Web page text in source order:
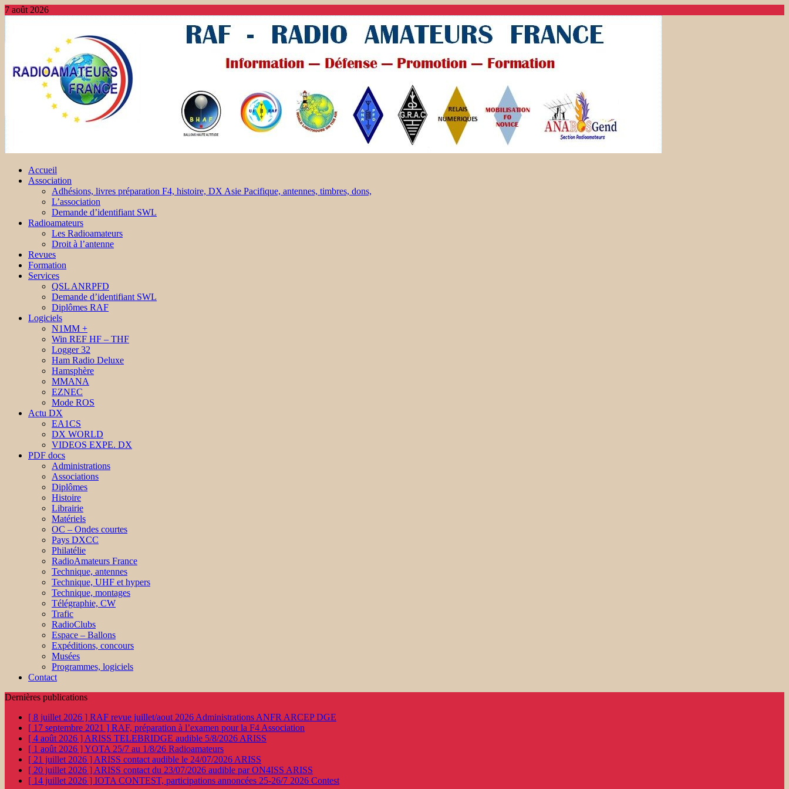
7 août 2026
Accueil
Association
Adhésions, livres préparation F4, histoire, DX Asie Pacifique, antennes, timbres, dons,
L’association
Demande d’identifiant SWL
Radioamateurs
Les Radioamateurs
Droit à l’antenne
Revues
Formation
Services
QSL ANRPFD
Demande d’identifiant SWL
Diplômes RAF
Logiciels
N1MM +
Win REF HF – THF
Logger 32
Ham Radio Deluxe
Hamsphère
MMANA
EZNEC
Mode ROS
Actu DX
EA1CS
DX WORLD
VIDEOS EXPE. DX
PDF docs
Administrations
Associations
Diplômes
Histoire
Librairie
Matériels
OC – Ondes courtes
Pays DXCC
Philatélie
RadioAmateurs France
Technique, antennes
Technique, UHF et hypers
Technique, montages
Télégraphie, CW
Trafic
RadioClubs
Espace – Ballons
Expéditions, concours
Musées
Programmes, logiciels
Contact
Dernières publications
[ 8 juillet 2026 ] RAF revue juillet/aout 2026 Administrations ANFR ARCEP DGE
[ 17 septembre 2021 ] RAF, préparation à l’examen pour la F4 Association
[ 4 août 2026 ] ARISS TELEBRIDGE audible 5/8/2026 ARISS
[ 1 août 2026 ]YOTA 25/7 au 1/8/26 Radioamateurs
[ 21 juillet 2026 ] ARISS contact audible le 24/07/2026 ARISS
[ 20 juillet 2026 ] ARISS contact du 23/07/2026 audible par ON4ISS ARISS
[ 14 juillet 2026 ] IOTA CONTEST, participations annoncées 25-26/7 2026 Contest